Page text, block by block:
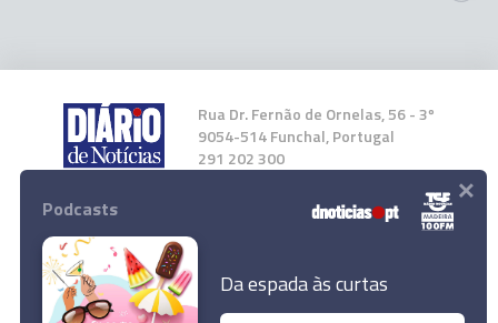
Rua Dr. Fernão de Ornelas, 56 - 3º
9054-514 Funchal, Portugal
291 202 300
Instale a nossa App
Podcasts
Da espada às curtas
×